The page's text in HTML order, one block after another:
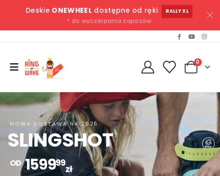
Deskie ONEWHEELdostępne od ręki RALLY XL
* do wyczerpania zapasów.
0
NOWA DOSTAWA NA 2025
SLINGSHOT
OD 159999
zł